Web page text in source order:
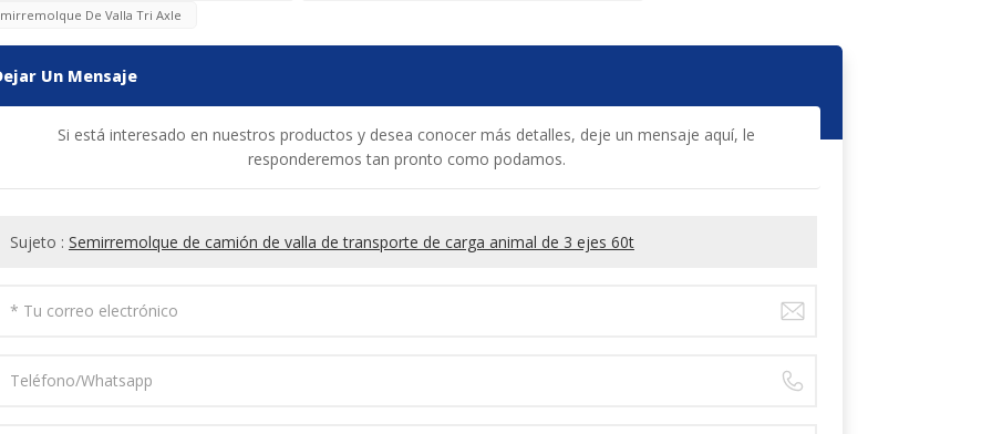
De Valla Tri Axle
Un Mensaje
Si está interesado en nuestros productos y desea conocer más detalles, deje un mensaje aquí, le
responderemos tan pronto como podamos.
Sujeto : Semirremolque de camión de valla de transporte de carga animal de 3 ejes 60t